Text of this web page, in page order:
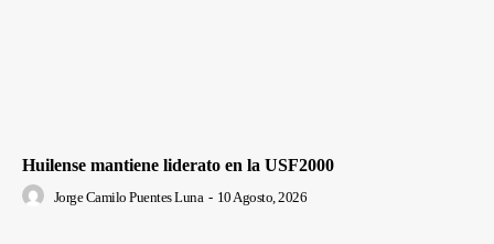
Huilense mantiene liderato en la USF2000
Jorge Camilo Puentes Luna - 10 Agosto, 2026